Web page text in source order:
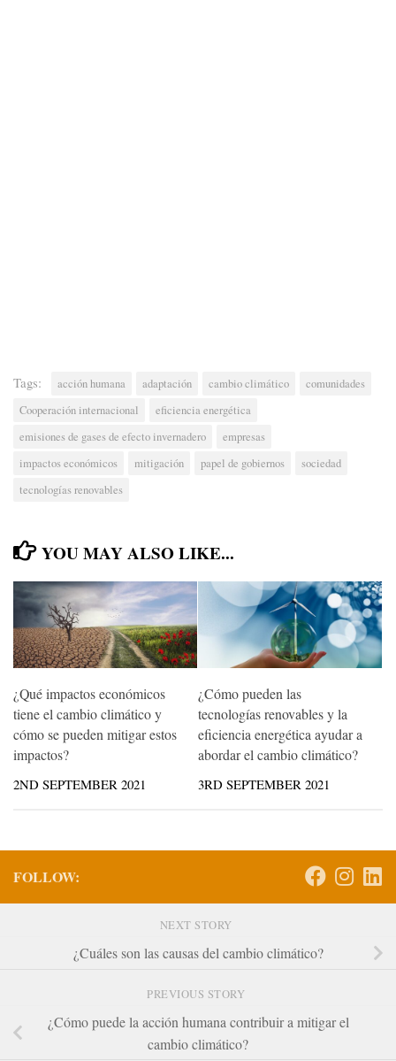
Tags: acción humana adaptación cambio climático
comunidades
Cooperación internacional
eficiencia energética
emisiones de gases de efecto invernadero
empresas
impactos económicos
mitigación papel de gobiernos
sociedad
tecnologías renovables
YOU MAY ALSO LIKE...
¿Qué impactos económicos
tiene el cambio climático y
cómo se pueden mitigar estos
impactos?
2ND SEPTEMBER 2021
¿Cómo pueden las
tecnologías renovables y la
eficiencia energética ayudar a
abordar el cambio climático?
3RD SEPTEMBER 2021
FOLLOW:
NEXT STORY
¿Cuáles son las causas del cambio climático?
PREVIOUS STORY
¿Cómo puede la acción humana contribuir a mitigar el
cambio climático?